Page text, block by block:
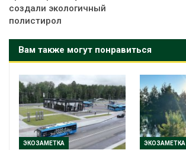
создали экологичный
полистирол
Вам также могут понравиться
ЭКОЗАМЕТКА ЭКОЗАМЕТКА